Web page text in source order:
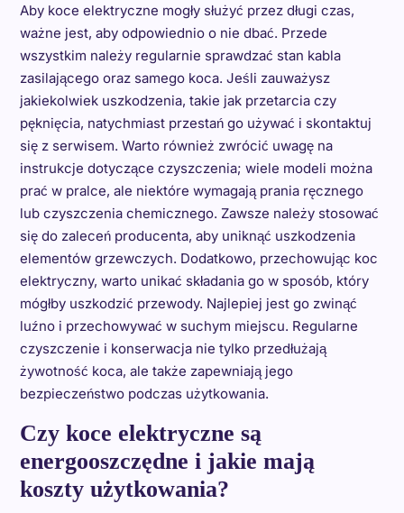
Aby koce elektryczne mogły służyć przez długi czas,
ważne jest, aby odpowiednio o nie dbać. Przede
wszystkim należy regularnie sprawdzać stan kabla
zasilającego oraz samego koca. Jeśli zauważysz
jakiekolwiek uszkodzenia, takie jak przetarcia czy
pęknięcia, natychmiast przestań go używać i skontaktuj
się z serwisem. Warto również zwrócić uwagę na
instrukcje dotyczące czyszczenia; wiele modeli można
prać w pralce, ale niektóre wymagają prania ręcznego
lub czyszczenia chemicznego. Zawsze należy stosować
się do zaleceń producenta, aby uniknąć uszkodzenia
elementów grzewczych. Dodatkowo, przechowując koc
elektryczny, warto unikać składania go w sposób, który
mógłby uszkodzić przewody. Najlepiej jest go zwinąć
luźno i przechowywać w suchym miejscu. Regularne
czyszczenie i konserwacja nie tylko przedłużają
żywotność koca, ale także zapewniają jego
bezpieczeństwo podczas użytkowania.
Czy koce elektryczne są
energooszczędne i jakie mają
koszty użytkowania?